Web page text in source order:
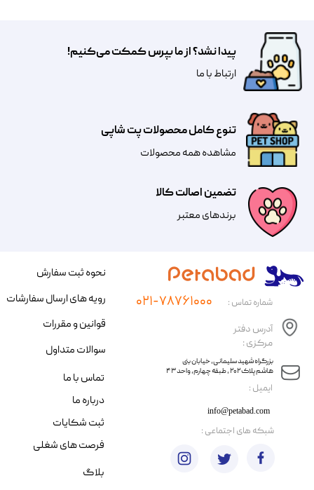
تضمین اصالت کالا
​​برندهای معتبر​​​​​​​
تنوع کامل محصولات پت شاپی
مشاهده همه محصولات
پیدا نشد؟ از ما بپرس کمکت می‌کنیم!
​​​ارتباط با ما
​ایمیل :
آدرس دفتر
مرکزی :
info@petabad.com
​​بزرگراه شهید سلیمانی، خیابان بنی
هاشم پلاک ۲۰۲ ، طبقه چهارم، واحد ۴۳
شماره تماس : ۰۲۱-۷۸۷۶۱۰۰۰
نحوه ثبت سفارش
رویه های ارسال سفارشات
قوانین و مقررات
سوالات متداول
تماس با ما
درباره ما
ثبت شکایات
فرصت های شغلی
​شبکه های اجتماعی :
بلاگ